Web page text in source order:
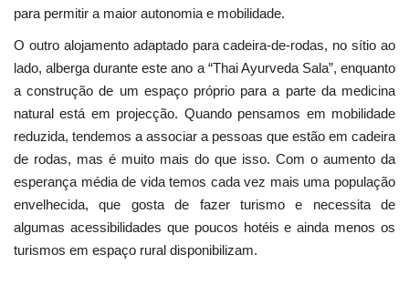
para permitir a maior autonomia e mobilidade.
O outro alojamento adaptado para cadeira-de-rodas, no sítio ao
lado, alberga durante este ano a “Thai Ayurveda Sala”, enquanto
a construção de um espaço próprio para a parte da medicina
natural está em projecção. Quando pensamos em mobilidade
reduzida, tendemos a associar a pessoas que estão em cadeira
de rodas, mas é muito mais do que isso. Com o aumento da
esperança média de vida temos cada vez mais uma população
envelhecida, que gosta de fazer turismo e necessita de
algumas acessibilidades que poucos hotéis e ainda menos os
turismos em espaço rural disponibilizam.